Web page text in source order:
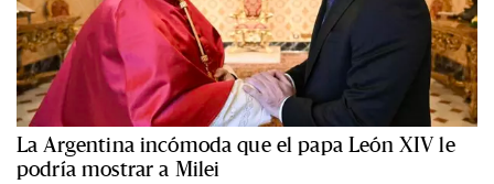
La Argentina incómoda que el papa León XIV le
podría mostrar a Milei